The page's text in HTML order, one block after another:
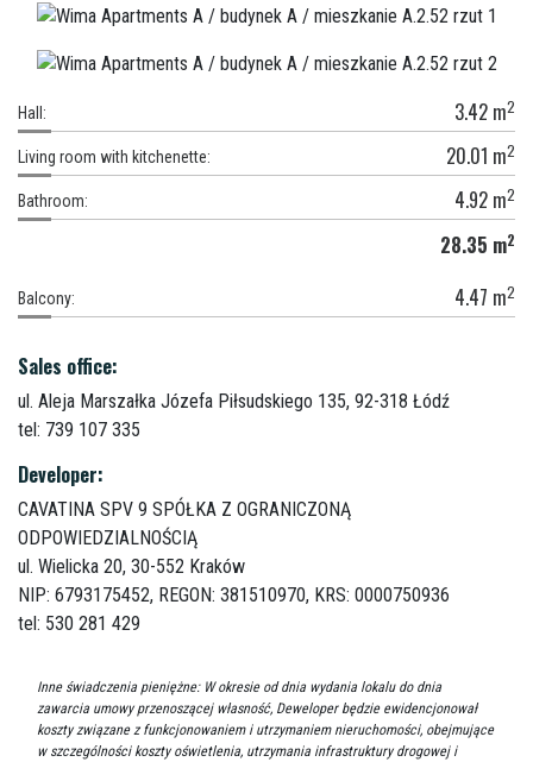
Hall: 3.42 m2
Living room with kitchenette: 20.01 m2
Bathroom: 4.92 m2
28.35 m2
Balcony: 4.47 m2
Sales office:
ul. Aleja Marszałka Józefa Piłsudskiego 135, 92-318 Łódź
tel: 739 107 335
Developer:
CAVATINA SPV 9 SPÓŁKA Z OGRANICZONĄ
ODPOWIEDZIALNOŚCIĄ
ul. Wielicka 20, 30-552 Kraków
NIP: 6793175452, REGON: 381510970, KRS: 0000750936
tel: 530 281 429
Inne świadczenia pieniężne: W okresie od dnia wydania lokalu do dnia
zawarcia umowy przenoszącej własność, Deweloper będzie ewidencjonował
koszty związane z funkcjonowaniem i utrzymaniem nieruchomości, obejmujące
w szczególności koszty oświetlenia, utrzymania infrastruktury drogowej i